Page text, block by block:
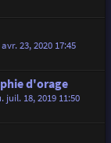
23, 2020 17:45
d'orage
juil. 18, 2019 11:50